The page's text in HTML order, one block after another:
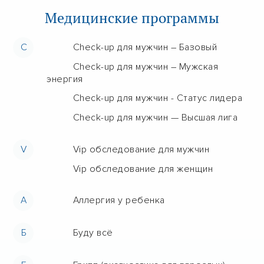
Медицинские программы
C
Check-up для мужчин – Базовый
Check-up для мужчин – Мужская
энергия
Check-up для мужчин - Статус лидера
Check-up для мужчин — Высшая лига
V
Vip обследование для мужчин
Vip обследование для женщин
А Аллергия у ребенка
Б Буду всё